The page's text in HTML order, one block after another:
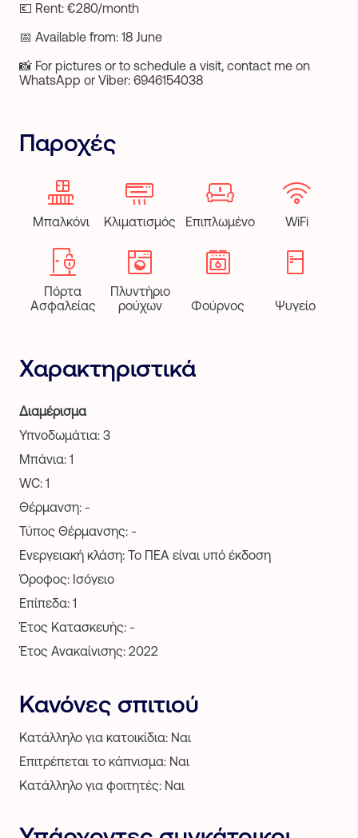
💶 Rent: €280/month
📅 Available from: 18 June
📸 For pictures or to schedule a visit, contact me on
WhatsApp or Viber: 6946154038
Χαρακτηριστικά
Διαμέρισμα
Υπνοδωμάτια: 3
Μπάνια: 1
WC: 1
Θέρμανση: -
Τύπος Θέρμανσης: -
Ενεργειακή κλάση: Το ΠΕΑ είναι υπό έκδοση
Όροφος: Ισόγειο
Επίπεδα: 1
Έτος Κατασκευής: -
Έτος Ανακαίνισης: 2022
Κανόνες σπιτιού
Κατάλληλο για κατοικίδια: Ναι
Επιτρέπεται το κάπνισμα: Ναι
Κατάλληλο για φοιτητές: Ναι
Παροχές
Μπαλκόνι Κλιματισμός Επιπλωμένο WiFi
Πόρτα
Ασφαλείας
Πλυντήριο
ρούχων
Φούρνος Ψυγείο